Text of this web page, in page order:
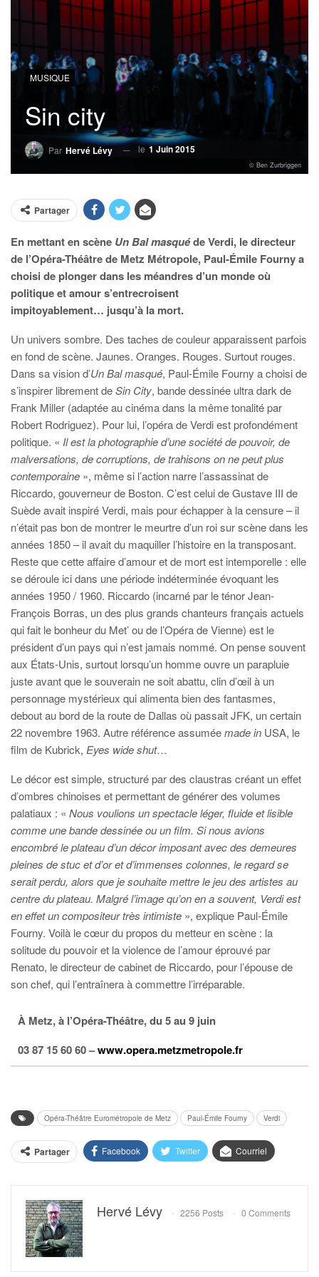
MUSIQUE
Sin city
Par Hervé Lévy le1 Juin 2015
© Ben Zurbriggen
Partager
En mettant en scène Un Bal masquéde Verdi, le directeur
de l’Opéra-Théâtre de Metz Métropole, Paul-Émile Fourny a
choisi de plonger dans les méandres d’un monde où
politique et amour s’entrecroisent
impitoyablement… jusqu’à la mort.
Un univers sombre. Des taches de couleur apparaissent parfois
en fond de scène. Jaunes. Oranges. Rouges. Surtout rouges.
Dans sa vision d’Un Bal masqué, Paul-Émile Fourny a choisi de
s’inspirer librement deSin City, bande dessinée ultra dark de
Frank Miller (adaptée au cinéma dans la même tonalité par
Robert Rodriguez). Pour lui, l’opéra de Verdi est profondément
politique. « Il est la photographie d’une société de pouvoir, de
malversations, de corruptions, de trahisons on ne peut plus
contemporaine », même si l’action narre l’assassinat de
Riccardo, gouverneur de Boston. C’est celui de Gustave III de
Suède avait inspiré Verdi, mais pour échapper à la censure – il
n’était pas bon de montrer le meurtre d’un roi sur scène dans les
années 1850 – il avait du maquiller l’histoire en la transposant.
Reste que cette affaire d’amour et de mort est intemporelle : elle
se déroule ici dans une période indéterminée évoquant les
années 1950 / 1960. Riccardo (incarné par le ténor Jean-
François Borras, un des plus grands chanteurs français actuels
qui fait le bonheur du Met’ ou de l’Opéra de Vienne) est le
président d’un pays qui n’est jamais nommé. On pense souvent
aux États-Unis, surtout lorsqu’un homme ouvre un parapluie
juste avant que le souverain ne soit abattu, clin d’œil à un
personnage mystérieux qui alimenta bien des fantasmes,
debout au bord de la route de Dallas où passait JFK, un certain
22 novembre 1963. Autre référence assuméemade in USA, le
film de Kubrick, Eyes wide shut…
Le décor est simple, structuré par des claustras créant un effet
d’ombres chinoises et permettant de générer des volumes
palatiaux : « Nous voulions un spectacle léger, fluide et lisible
comme une bande dessinée ou un film. Si nous avions
encombré le plateau d’un décor imposant avec des demeures
pleines de stuc et d’or et d’immenses colonnes, le regard se
serait perdu, alors que je souhaite mettre le jeu des artistes au
centre du plateau. Malgré l’image qu’on en a souvent, Verdi est
en effet un compositeur très intimiste », explique Paul-Émile
Fourny. Voilà le cœur du propos du metteur en scène : la
solitude du pouvoir et la violence de l’amour éprouvé par
Renato, le directeur de cabinet de Riccardo, pour l’épouse de
son chef, qui l’entraînera à commettre l’irréparable.
À Metz, à l’Opéra-Théâtre, du 5 au 9 juin
03 87 15 60 60 –www.opera.metzmetropole.fr
Opéra-Théâtre Eurométropole de Metz Paul-Émile Fourny Verdi
Partager Facebook Twitter Courriel
Hervé Lévy 2256 Posts 0 Comments